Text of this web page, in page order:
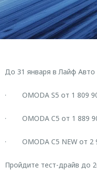
До 31 января в Лайф Авто
· OMODA S5 от 1 809
· OMODA C5 от 1 889
· OMODA C5 NEW от 2
Пройдите тест-драйв до